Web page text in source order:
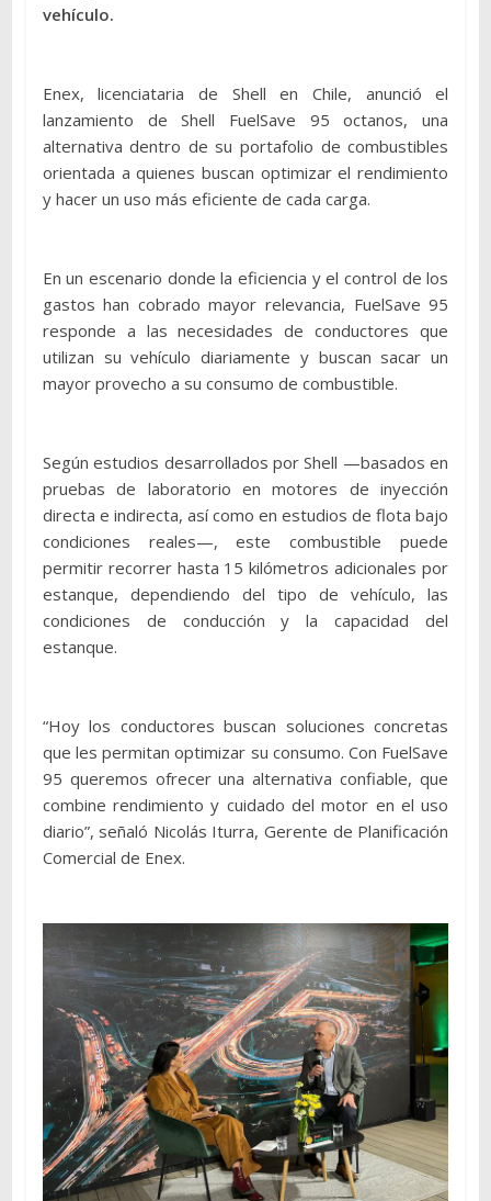
vehículo.
Enex, licenciataria de Shell en Chile, anunció el
lanzamiento de Shell FuelSave 95 octanos, una
alternativa dentro de su portafolio de combustibles
orientada a quienes buscan optimizar el rendimiento
y hacer un uso más eficiente de cada carga.
En un escenario donde la eficiencia y el control de los
gastos han cobrado mayor relevancia, FuelSave 95
responde a las necesidades de conductores que
utilizan su vehículo diariamente y buscan sacar un
mayor provecho a su consumo de combustible.
Según estudios desarrollados por Shell —basados en
pruebas de laboratorio en motores de inyección
directa e indirecta, así como en estudios de flota bajo
condiciones reales—, este combustible puede
permitir recorrer hasta 15 kilómetros adicionales por
estanque, dependiendo del tipo de vehículo, las
condiciones de conducción y la capacidad del
estanque.
“Hoy los conductores buscan soluciones concretas
que les permitan optimizar su consumo. Con FuelSave
95 queremos ofrecer una alternativa confiable, que
combine rendimiento y cuidado del motor en el uso
diario”, señaló Nicolás Iturra, Gerente de Planificación
Comercial de Enex.